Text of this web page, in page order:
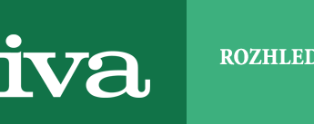
živa